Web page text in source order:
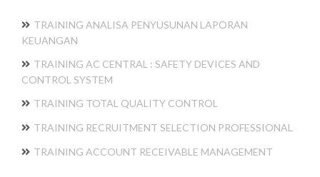
TRAINING ANALISA PENYUSUNAN LAPORAN
KEUANGAN
TRAINING AC CENTRAL : SAFETY DEVICES AND
CONTROL SYSTEM
TRAINING TOTAL QUALITY CONTROL
TRAINING RECRUITMENT SELECTION PROFESSIONAL
TRAINING ACCOUNT RECEIVABLE MANAGEMENT